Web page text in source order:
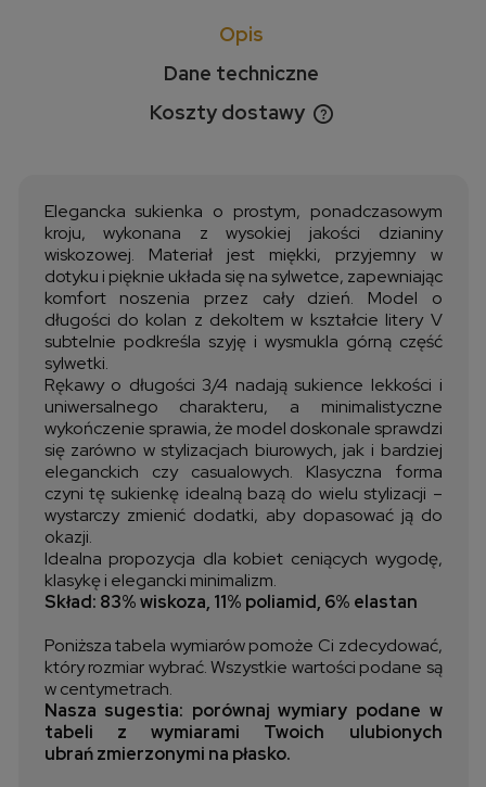
Opis
Dane techniczne
Koszty dostawy
Cena nie zawiera ewentualnych kosztów płatności
Elegancka sukienka o prostym, ponadczasowym
kroju, wykonana z wysokiej jakości dzianiny
wiskozowej. Materiał jest miękki, przyjemny w
dotyku i pięknie układa się na sylwetce, zapewniając
komfort noszenia przez cały dzień. Model o
długości do kolan z dekoltem w kształcie litery V
subtelnie podkreśla szyję i wysmukla górną część
sylwetki.
Rękawy o długości 3/4 nadają sukience lekkości i
uniwersalnego charakteru, a minimalistyczne
wykończenie sprawia, że model doskonale sprawdzi
się zarówno w stylizacjach biurowych, jak i bardziej
eleganckich czy casualowych. Klasyczna forma
czyni tę sukienkę idealną bazą do wielu stylizacji –
wystarczy zmienić dodatki, aby dopasować ją do
okazji.
Idealna propozycja dla kobiet ceniących wygodę,
klasykę i elegancki minimalizm.
Skład: 83% wiskoza, 11% poliamid, 6% elastan
Poniższa tabela wymiarów pomoże Ci zdecydować,
który rozmiar wybrać. Wszystkie wartości podane są
w centymetrach.
Nasza sugestia: porównaj wymiary podane w
tabeli z wymiarami Twoich ulubionych
ubrań zmierzonymi na płasko.